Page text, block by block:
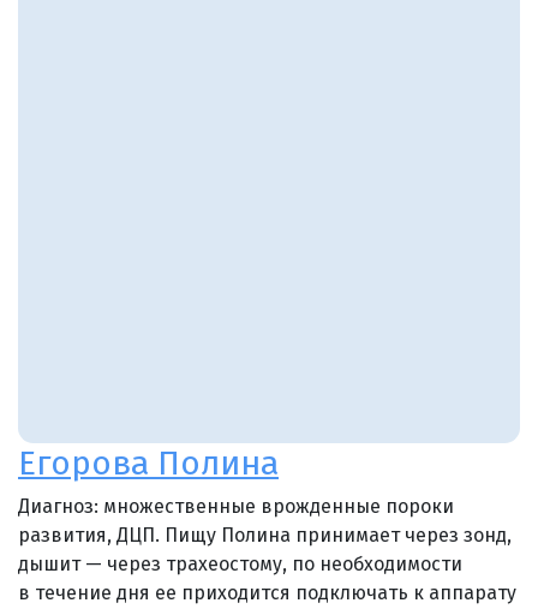
Егорова Полина
Диагноз: множественные врожденные пороки
развития, ДЦП. Пищу Полина принимает через зонд,
дышит — через трахеостому, по необходимости
в течение дня ее приходится подключать к аппарату